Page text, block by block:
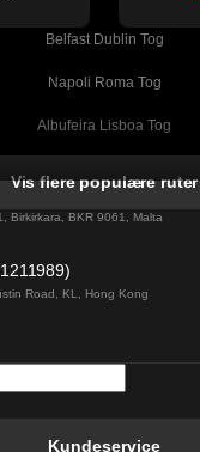
Belfast Dublin Tog
Napoli Roma Tog
Albufeira Lisboa Tog
Barcelona Madrid Tog
Barcelona Sevilla Tog
Vis flere populære ruter
1451)
Birkirkara, BKR 9061, Malta
Road, KL, Hong Kong
Kundeservice